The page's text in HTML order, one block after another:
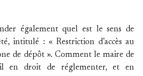
également quel est le sens de
intitulé : « Restriction d’accès au
de dépôt ». Comment le maire de
en droit de réglementer, et en